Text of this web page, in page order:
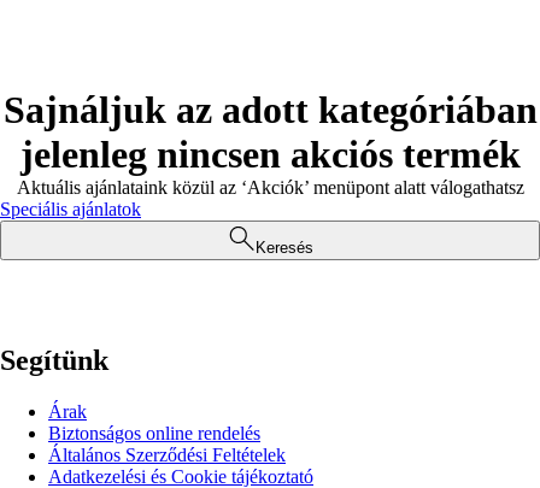
Sajnáljuk az adott kategóriában
jelenleg nincsen akciós termék
Aktuális ajánlataink közül az ‘Akciók’ menüpont alatt válogathatsz
Speciális ajánlatok
Keresés
Segítünk
Árak
Biztonságos online rendelés
Általános Szerződési Feltételek
Adatkezelési és Cookie tájékoztató